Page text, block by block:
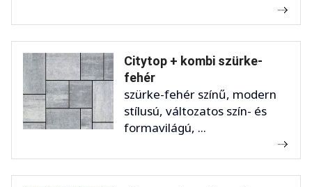
Citytop + kombi szürke-
fehér
szürke-fehér színű, modern
stílusú, változatos szín- és
formavilágú, ...